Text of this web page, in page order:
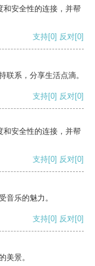
和安全性的连接，并帮
支持[0] 反对[0]
联系，分享生活点滴。
支持[0] 反对[0]
和安全性的连接，并帮
支持[0] 反对[0]
音乐的魅力。
支持[0] 反对[0]
美景。